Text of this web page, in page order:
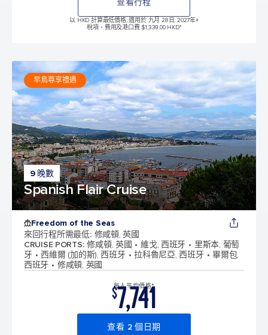
查看行程
以 HKD 計算最低價格, 適用於 九月 28日, 2027年+
稅項、費用及港口費 $1,339.00 HKD*
9 晚數
Spanish Flair Cruise
早鳥尊享禮遇
Freedom of the Seas
來回行程所需最低: 修咸頓, 英國
CRUISE PORTS: 修咸頓, 英國 維戈, 西班牙
里斯本, 葡萄
牙
西維爾 (加的斯), 西班牙 拉科魯尼亞, 西班牙
畢爾包,
西班牙
修咸頓, 英國
每人平均價格*
$7,741
查看 2 個日期